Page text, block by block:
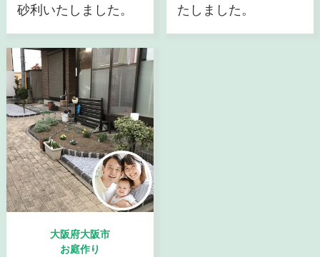
砂利いたしました。
たしました。
大阪府大阪市
お庭作り